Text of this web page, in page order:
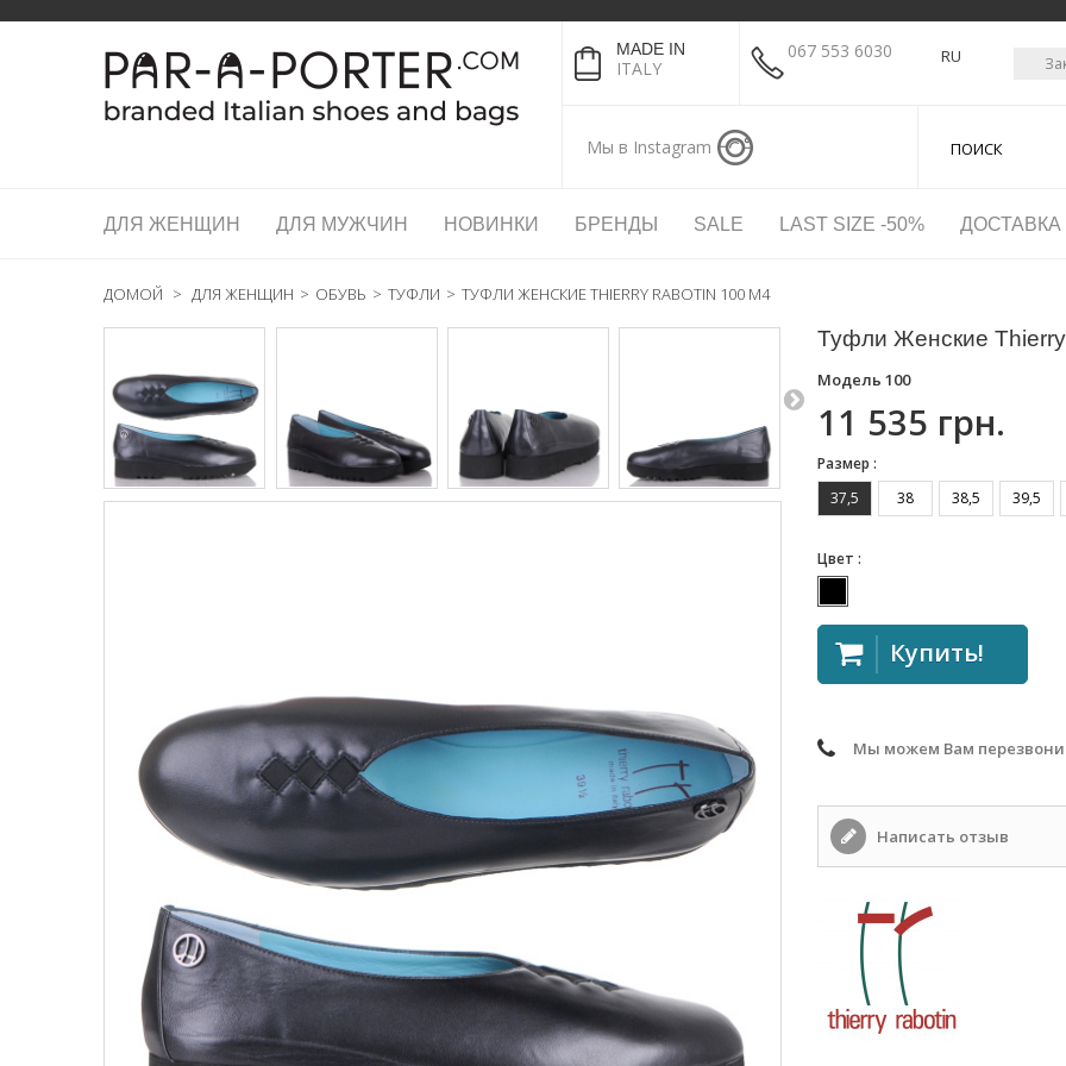
MADE IN
ITALY
067 553 6030
Мы в Instagram
RU
ДЛЯ ЖЕНЩИН ДЛЯ МУЖЧИН НОВИНКИ БРЕНДЫ SALE LAST SIZE -50%
ДОМОЙ > ДЛЯ ЖЕНЩИН > ОБУВЬ > ТУФЛИ > ТУФЛИ ЖЕНСКИЕ THIERRY RABOTIN 100 M4
Туфли Женские
Модель 100
11 535 грн.
Размер :
37,5
38 38,5 39,5
Цвет :
Купить!
Мы можем Вам
Написать отзыв